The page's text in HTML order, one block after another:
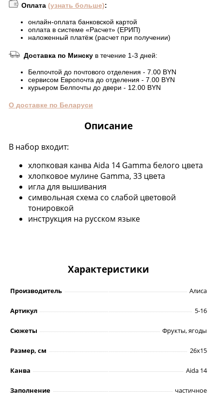
Оплата (узнать больше):
онлайн-оплата банковской картой
оплата в системе «Расчет» (ЕРИП)
наложенный платёж (расчет при получении)
Доставка по Минску в течение 1-3 дней:
Белпочтой до почтового отделения - 7.00 BYN
сервисом Европочта до отделения - 7.00 BYN
курьером Белпочты до двери - 12.00 BYN
О доставке по Беларуси
Описание
В набор входит:
хлопковая канва Aida 14 Gamma белого цвета
хлопковое мулине Gamma, 33 цвета
игла для вышивания
символьная схема со слабой цветовой
тонировкой
инструкция на русском языке
Характеристики
Производитель Алиса
Артикул 5-16
Сюжеты Фрукты, ягоды
Размер, см 26х15
Канва Aida 14
Заполнение частичное